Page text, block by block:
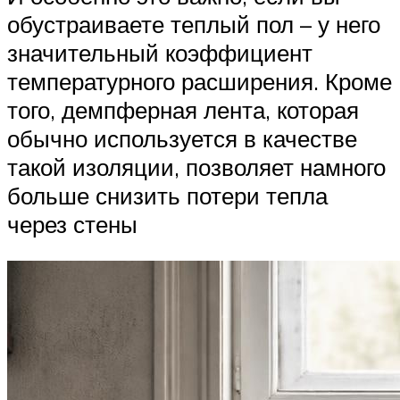
обустраиваете теплый пол – у него
значительный коэффициент
температурного расширения. Кроме
того, демпферная лента, которая
обычно используется в качестве
такой изоляции, позволяет намного
больше снизить потери тепла
через стены